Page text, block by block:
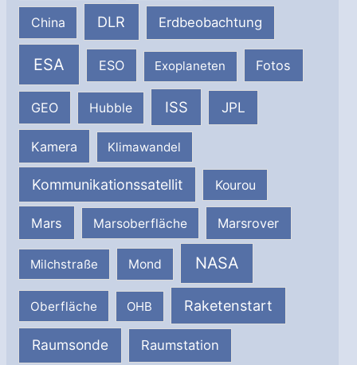
China DLR Erdbeobachtung
ESA ESO Exoplaneten Fotos
GEO Hubble ISS JPL
Kamera Klimawandel
Kommunikationssatellit Kourou
Mars Marsoberfläche Marsrover
Milchstraße Mond NASA
Oberfläche OHB Raketenstart
Raumsonde Raumstation